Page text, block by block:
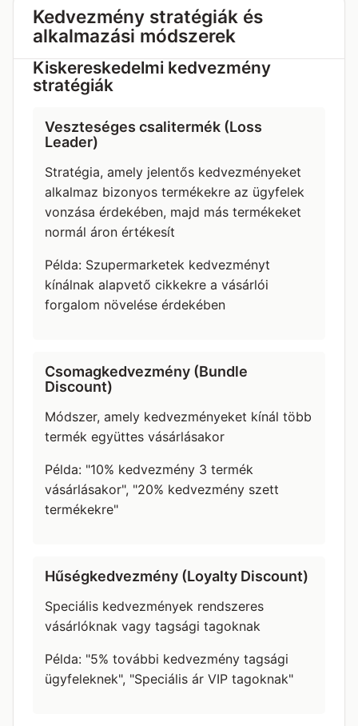
Kedvezmény stratégiák és
alkalmazási módszerek
Kiskereskedelmi kedvezmény
stratégiák
Veszteséges csalitermék (Loss
Leader)
Stratégia, amely jelentős kedvezményeket
alkalmaz bizonyos termékekre az ügyfelek
vonzása érdekében, majd más termékeket
normál áron értékesít
Példa: Szupermarketek kedvezményt
kínálnak alapvető cikkekre a vásárlói
forgalom növelése érdekében
Csomagkedvezmény (Bundle
Discount)
Módszer, amely kedvezményeket kínál több
termék együttes vásárlásakor
Példa: "10% kedvezmény 3 termék
vásárlásakor", "20% kedvezmény szett
termékekre"
Hűségkedvezmény (Loyalty Discount)
Speciális kedvezmények rendszeres
vásárlóknak vagy tagsági tagoknak
Példa: "5% további kedvezmény tagsági
ügyfeleknek", "Speciális ár VIP tagoknak"